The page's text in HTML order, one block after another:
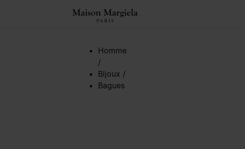
Homme
/
Bijoux /
Bagues